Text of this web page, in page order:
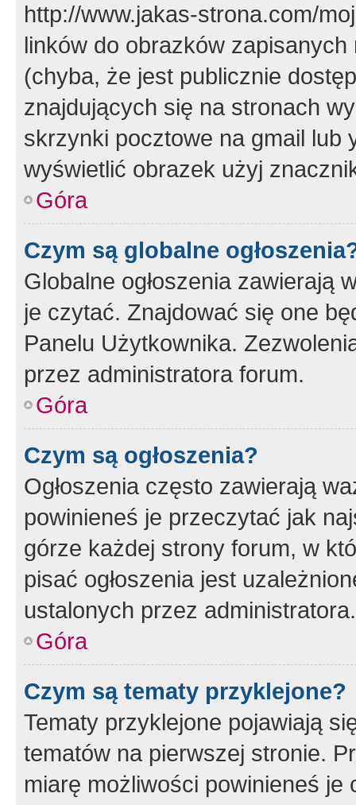
http://www.jakas-strona.com/
linków do obrazków
(chyba, że jest publicznie
znajdujących się na stronach
skrzynki pocztowe na gmail lub
wyświetlić obrazek użyj
Góra
Czym są globalne
Globalne ogłoszenia zawierają
je czytać. Znajdować się one
Panelu Użytkownika.
przez administratora forum.
Góra
Czym są ogłoszenia?
Ogłoszenia często zawierają
powinieneś je przeczytać jak
górze każdej strony forum, w
pisać ogłoszenia jest
ustalonych przez administratora.
Góra
Czym są tematy przyklejone?
Tematy przyklejone pojawiają
tematów na pierwszej stronie.
miarę możliwości powinieneś je